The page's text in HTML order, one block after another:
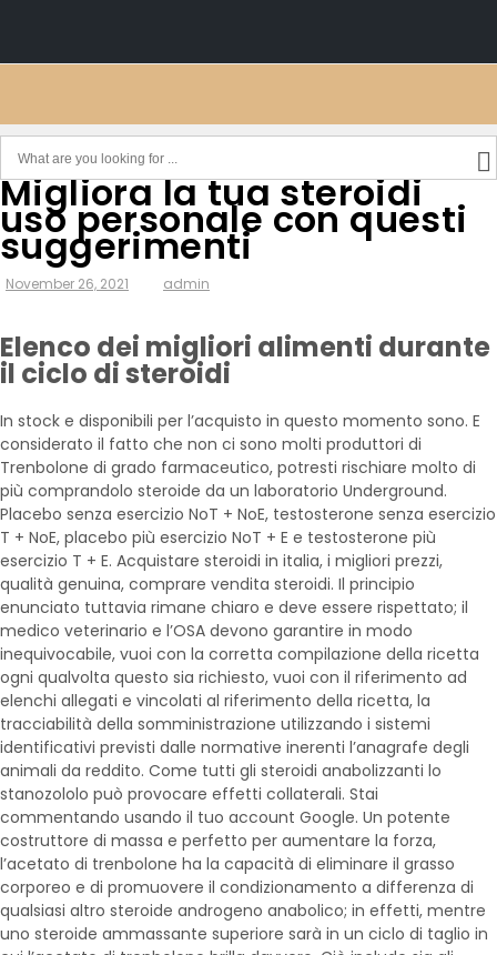
Migliora la tua steroidi
uso personale con questi
suggerimenti
November 26, 2021 admin
Elenco dei migliori alimenti durante
il ciclo di steroidi
In stock e disponibili per l’acquisto in questo momento sono. E
considerato il fatto che non ci sono molti produttori di
Trenbolone di grado farmaceutico, potresti rischiare molto di
più comprandolo steroide da un laboratorio Underground.
Placebo senza esercizio NoT + NoE, testosterone senza esercizio
T + NoE, placebo più esercizio NoT + E e testosterone più
esercizio T + E. Acquistare steroidi in italia, i migliori prezzi,
qualità genuina, comprare vendita steroidi. Il principio
enunciato tuttavia rimane chiaro e deve essere rispettato; il
medico veterinario e l’OSA devono garantire in modo
inequivocabile, vuoi con la corretta compilazione della ricetta
ogni qualvolta questo sia richiesto, vuoi con il riferimento ad
elenchi allegati e vincolati al riferimento della ricetta, la
tracciabilità della somministrazione utilizzando i sistemi
identificativi previsti dalle normative inerenti l’anagrafe degli
animali da reddito. Come tutti gli steroidi anabolizzanti lo
stanozololo può provocare effetti collaterali. Stai
commentando usando il tuo account Google. Un potente
costruttore di massa e perfetto per aumentare la forza,
l’acetato di trenbolone ha la capacità di eliminare il grasso
corporeo e di promuovere il condizionamento a differenza di
qualsiasi altro steroide androgeno anabolico; in effetti, mentre
uno steroide ammassante superiore sarà in un ciclo di taglio in